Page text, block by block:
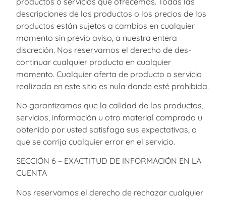
descripciones de los productos o los precios de los
productos están sujetos a cambios en cualquier
momento sin previo aviso, a nuestra entera
discreción. Nos reservamos el derecho de des-
continuar cualquier producto en cualquier
momento. Cualquier oferta de producto o servicio
realizada en este sitio es nula donde esté prohibida.
No garantizamos que la calidad de los productos,
servicios, información u otro material comprado u
obtenido por usted satisfaga sus expectativas, o
que se corrija cualquier error en el servicio.
SECCIÓN 6 – EXACTITUD DE INFORMACIÓN EN LA
CUENTA
Nos reservamos el derecho de rechazar cualquier